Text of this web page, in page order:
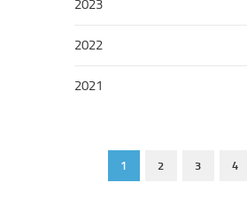
2023
2022
2021
1 2 3 4